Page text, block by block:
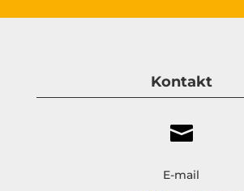
Kontakt

E-mail